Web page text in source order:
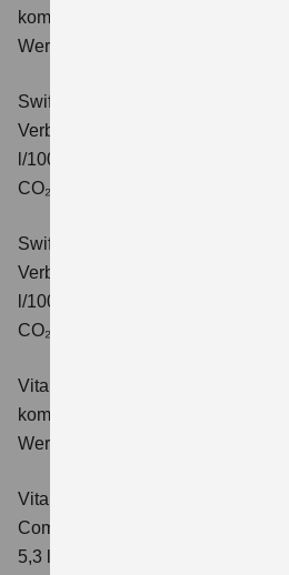
kombinierter Energieverbrauch
Wert der CO₂-Emission: 99 g/km;
Swift 1.2 DUALJET HYBRID CVT
Verbrauchswerte: kombinierter
l/100km; kombinierter Wert der
CO₂-Klasse: C.
Swift 1.2 DUALJET HYBRID
Verbrauchswerte: kombinierter
l/100km; kombinierter Wert der
CO₂-Klasse: C.
Vitara 1.4 BOOSTERJET HYBRID
kombinierter Energieverbrauch
Wert der CO₂-Emission: 119 g/km;
Vitara 1.4 BOOSTERJET HYBRID
Comfort
5,3 l/100km; kombinierter Wert der